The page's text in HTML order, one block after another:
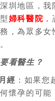
圳地區，我
婦科醫院
，為眾多女
看醫生？
經 ：如果您
懷孕的可能